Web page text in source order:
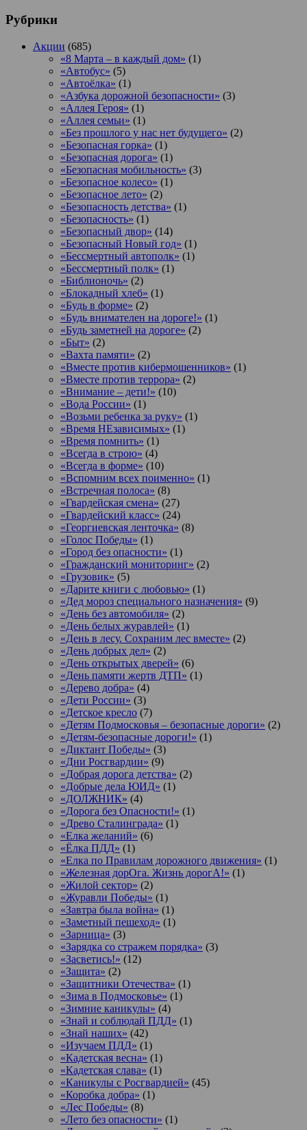
Рубрики
Акции (685)
«8 Марта – в каждый дом» (1)
«Автобус» (5)
«Автоёлка» (1)
«Азбука дорожной безопасности» (3)
«Аллея Героя» (1)
«Аллея семьи» (1)
«Без прошлого у нас нет будущего» (2)
«Безопасная горка» (1)
«Безопасная дорога» (1)
«Безопасная мобильность» (3)
«Безопасное колесо» (1)
«Безопасное лето» (2)
«Безопасность детства» (1)
«Безопасность» (1)
«Безопасный двор» (14)
«Безопасный Новый год» (1)
«Бессмертный автополк» (1)
«Бессмертный полк» (1)
«Библионочь» (2)
«Блокадный хлеб» (1)
«Будь в форме» (2)
«Будь внимателен на дороге!» (1)
«Будь заметней на дороге» (2)
«Быт» (2)
«Вахта памяти» (2)
«Вместе против кибермошенников» (1)
«Вместе против террора» (2)
«Внимание – дети!» (10)
«Вода России» (1)
«Возьми ребенка за руку» (1)
«Время НЕзависимых» (1)
«Время помнить» (1)
«Всегда в строю» (4)
«Всегда в форме» (10)
«Вспомним всех поименно» (1)
«Встречная полоса» (8)
«Гвардейская смена» (27)
«Гвардейский класс» (24)
«Георгиевская ленточка» (8)
«Голос Победы» (1)
«Город без опасности» (1)
«Гражданский мониторинг» (2)
«Грузовик» (5)
«Дарите книги с любовью» (1)
«Дед мороз специального назначения» (9)
«День без автомобиля» (2)
«День белых журавлей» (1)
«День в лесу. Сохраним лес вместе» (2)
«День добрых дел» (2)
«День открытых дверей» (6)
«День памяти жертв ДТП» (1)
«Дерево добра» (4)
«Дети России» (3)
«Детское кресло (7)
«Детям Подмосковья – безопасные дороги» (2)
«Детям-безопасные дороги!» (1)
«Диктант Победы» (3)
«Дни Росгвардии» (9)
«Добрая дорога детства» (2)
«Добрые дела ЮИД» (1)
«ДОЛЖНИК» (4)
«Дорога без Опасности!» (1)
«Древо Сталинграда» (1)
«Елка желаний» (6)
«Ёлка ПДД» (1)
«Елка по Правилам дорожного движения» (1)
«Железная дорОга. Жизнь дорогА!» (1)
«Жилой сектор» (2)
«Журавли Победы» (1)
«Завтра была война» (1)
«Заметный пешеход» (1)
«Зарница» (3)
«Зарядка со стражем порядка» (3)
«Засветись!» (12)
«Защита» (2)
«Защитники Отечества» (1)
«Зима в Подмосковье» (1)
«Зимние каникулы» (4)
«Знай и соблюдай ПДД» (1)
«Знай наших» (42)
«Изучаем ПДД» (1)
«Кадетская весна» (1)
«Кадетская слава» (1)
«Каникулы с Росгвардией» (45)
«Коробка добра» (1)
«Лес Победы» (8)
«Лето без опасности» (1)